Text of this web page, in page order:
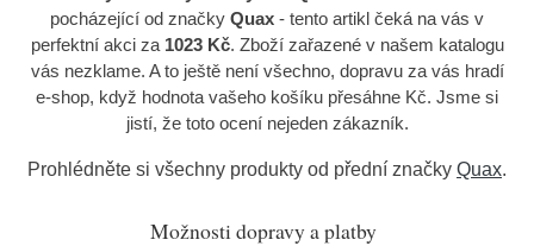
pocházející od značky Quax - tento artikl čeká na vás v
perfektní akci za 1023 Kč. Zboží zařazené v našem katalogu
vás nezklame. A to ještě není všechno, dopravu za vás hradí
e-shop, když hodnota vašeho košíku přesáhne Kč. Jsme si
jistí, že toto ocení nejeden zákazník.
Prohlédněte si všechny produkty od přední značky Quax.
Možnosti dopravy a platby